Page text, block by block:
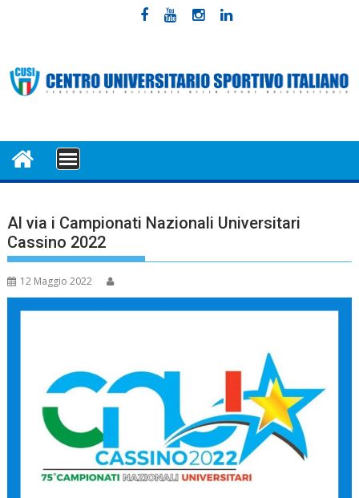
MENU
Al via i Campionati Nazionali Universitari
Cassino 2022
12 Maggio 2022